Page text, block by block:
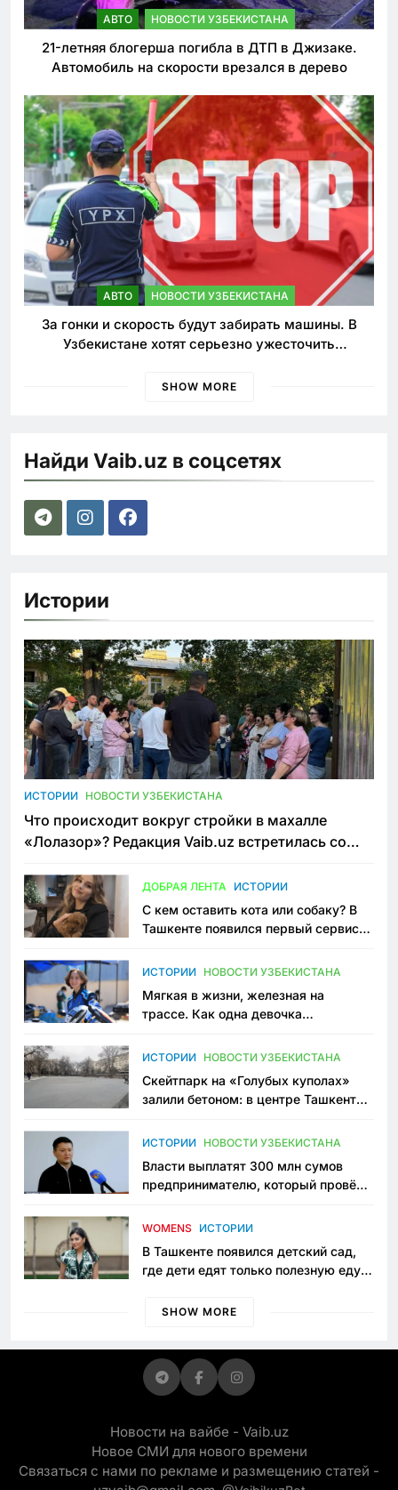
АВТО НОВОСТИ УЗБЕКИСТАНА
21-летняя блогерша погибла в ДТП в Джизаке.
Автомобиль на скорости врезался в дерево
АВТО НОВОСТИ УЗБЕКИСТАНА
За гонки и скорость будут забирать машины. В
Узбекистане хотят серьезно ужесточить
SHOW MORE
Найди Vaib.uz в соцсетях
Истории
ИСТОРИИ НОВОСТИ УЗБЕКИСТАНА
Что происходит вокруг стройки в махалле
«Лолазор»? Редакция Vaib.uz встретилась со
ДОБРАЯ ЛЕНТА ИСТОРИИ
С кем оставить кота или собаку? В
Ташкенте появился первый сервис
ИСТОРИИ НОВОСТИ УЗБЕКИСТАНА
Мягкая в жизни, железная на
трассе. Как одна девочка
Узбекистане
ИСТОРИИ НОВОСТИ УЗБЕКИСТАНА
Скейтпарк на «Голубых куполах»
залили бетоном: в центре Ташкента
пространство
ИСТОРИИ НОВОСТИ УЗБЕКИСТАНА
Власти выплатят 300 млн сумов
предпринимателю, который провёл
приговору
WOMENS ИСТОРИИ
В Ташкенте появился детский сад,
где дети едят только полезную еду.
просить «кашу без сахара»
SHOW MORE
Новости на вайбе - Vaib.uz
Новое СМИ для нового времени
Связаться с нами по рекламе и размещению статей -